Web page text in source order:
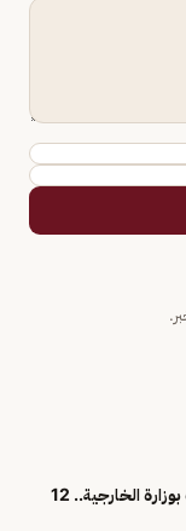
بناء منصة وطنية موحدة للتأشيرات بوزارة الخارجية.. 12